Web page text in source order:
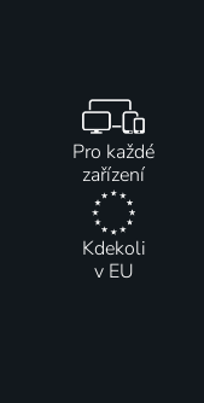
Pro každé
zařízení
Kdekoli
v EU